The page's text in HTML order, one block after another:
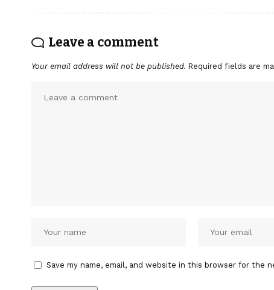
Leave a comment
Your email address will not be published. Required fields are
Save my name, email, and website in this browser for the